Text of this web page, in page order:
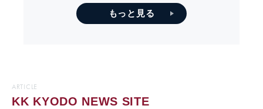
もっと見る
ARTICLE
KK KYODO NEWS SITE